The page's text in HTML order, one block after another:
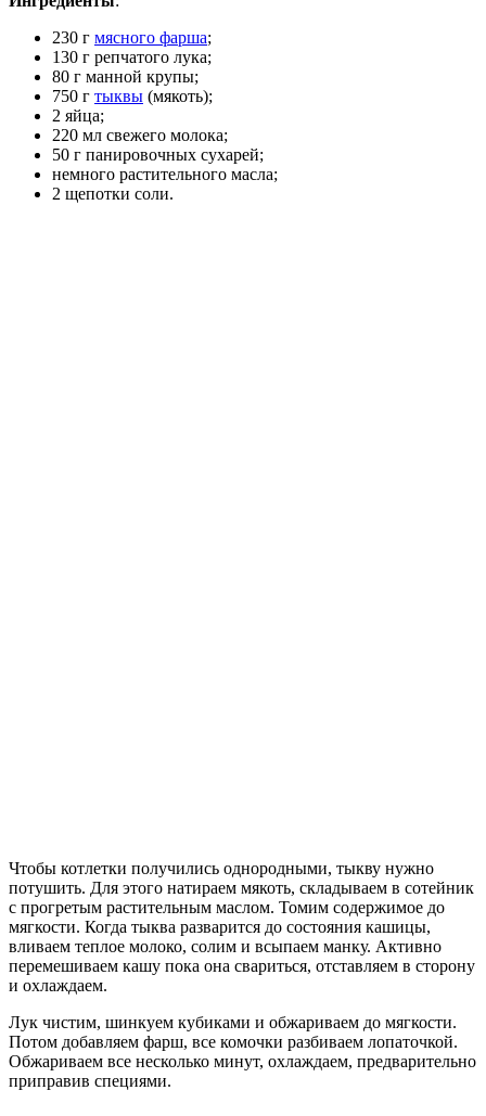
230 г мясного фарша;
130 г репчатого лука;
80 г манной крупы;
750 г тыквы (мякоть);
2 яйца;
220 мл свежего молока;
50 г панировочных сухарей;
немного растительного масла;
2 щепотки соли.
Чтобы котлетки получились однородными, тыкву нужно
потушить. Для этого натираем мякоть, складываем в сотейник
с прогретым растительным маслом. Томим содержимое до
мягкости. Когда тыква разварится до состояния кашицы,
вливаем теплое молоко, солим и всыпаем манку. Активно
перемешиваем кашу пока она свариться, отставляем в сторону
и охлаждаем.
Лук чистим, шинкуем кубиками и обжариваем до мягкости.
Потом добавляем фарш, все комочки разбиваем лопаточкой.
Обжариваем все несколько минут, охлаждаем, предварительно
приправив специями.